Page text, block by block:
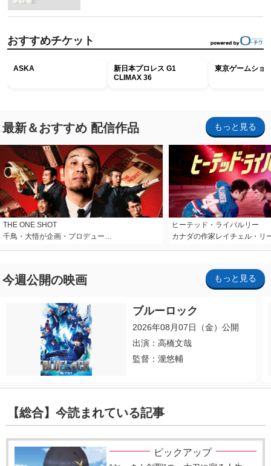
おすすめチケット
ASKA
新日本プロレス G1
CLIMAX 36
東京ゲームショ
最新＆おすすめ 配信作品 もっと見る
THE ONE SHOT
千鳥・大悟が企画・プロデュー…
ヒーテッド・ライバルリー
カナダの作家レイチェル・リ
今週公開の映画 もっと見る
ブルーロック
2026年08月07日（金）公開
出演：高橋文哉
監督：瀧悠輔
【総合】今読まれている記事
ピックアップ